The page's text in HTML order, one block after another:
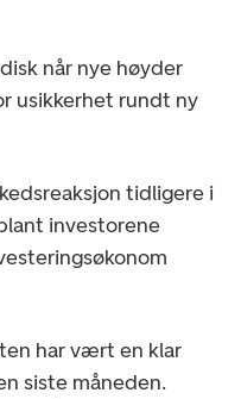
når nye høyder
usikkerhet rundt ny
tidligere i
investorene
har vært en klar
siste måneden.